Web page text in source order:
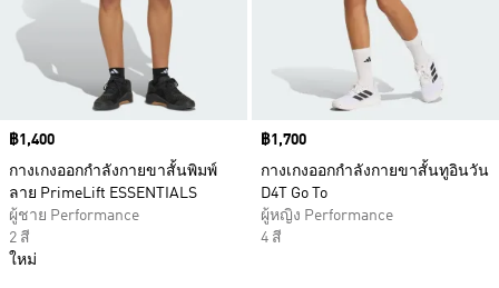
Price
฿1,400
กางเกงออกกำลังกายขาสั้นพิมพ์
ลาย PrimeLift ESSENTIALS
ผู้ชาย Performance
2 สี
ใหม่
Price
฿1,700
กางเกงออกกำลังกายขาสั้นทูอินวัน
D4T Go To
ผู้หญิง Performance
4 สี